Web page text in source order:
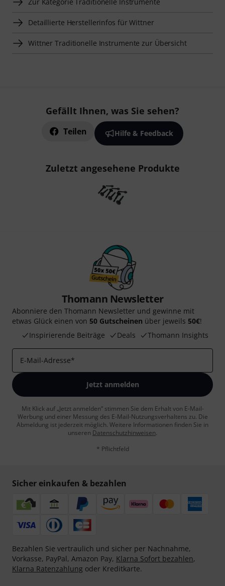
Detaillierte Herstellerinfos für Wittner
Wittner Traditionelle Instrumente zur Übersicht
Gefällt Ihnen, was Sie sehen?
Teilen Hilfe & Feedback
Zuletzt angesehene Produkte
Thomann Newsletter
Abonniere den Thomann Newsletter und gewinne mit
etwas Glück einen von 50 Gutscheinen über jeweils 50€!
Inspirierende Beiträge
Deals Thomann Insights
E-Mail-Adresse*
Jetzt anmelden
Mit Klick auf „Jetzt anmelden“ stimmen Sie dem Erhalt von E-Mail-
Werbung und einer Messung des E-Mail-Nutzungsverhaltens zu. Die
Abmeldung ist jederzeit möglich. Weitere Informationen finden Sie in
unseren Datenschutzhinweisen.
* Pflichtfeld
Sicher einkaufen & bezahlen
Bezahlen Sie vertraulich und sicher per Nachnahme,
Vorkasse, PayPal, Amazon Pay, Klarna Sofort bezahlen,
Klarna Ratenzahlung oder Kreditkarte.